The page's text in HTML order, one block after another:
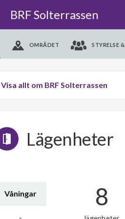
BRF Solterrassen
OMRÅDET STYRELSE
Visa allt om BRF Solterrassen
Lägenheter
Våningar 8